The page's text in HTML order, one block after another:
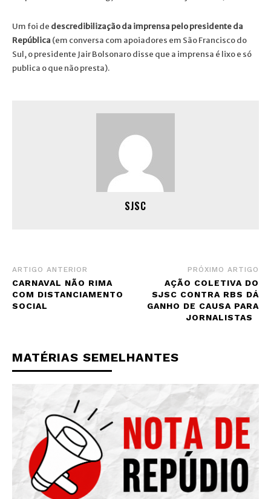
Um foi de descredibilização da imprensa pelo presidente da
República (em conversa com apoiadores em São Francisco do
Sul, o presidente Jair Bolsonaro disse que a imprensa é lixo e só
publica o que não presta).
SJSC
ARTIGO ANTERIOR
CARNAVAL NÃO RIMA
COM DISTANCIAMENTO
SOCIAL
PRÓXIMO ARTIGO
AÇÃO COLETIVA DO
SJSC CONTRA RBS DÁ
GANHO DE CAUSA PARA
JORNALISTAS
MATÉRIAS SEMELHANTES